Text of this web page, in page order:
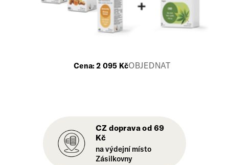
Cena:2 095 KčOBJEDNAT
CZ doprava od 69
Kč
na výdejní místo
Zásilkovny